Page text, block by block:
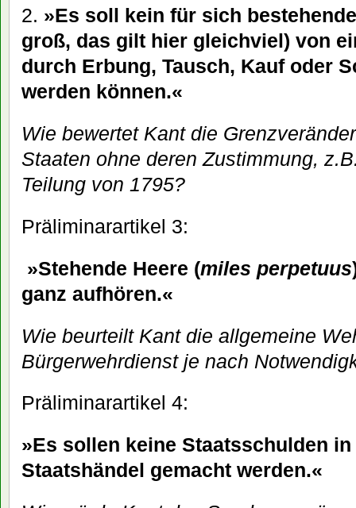
2. »Es soll kein für sich
groß, das gilt hier gleichviel) von
durch Erbung, Tausch, Kauf oder
werden können.«
Wie bewertet Kant die
Staaten ohne deren Zustimmung,
Teilung von 1795?
Präliminarartikel 3:
»Stehende Heere (miles perpetuus
ganz aufhören.«
Wie beurteilt Kant die allgemeine
Bürgerwehrdienst je nach
Präliminarartikel 4:
»Es sollen keine Staatsschulden
Staatshändel gemacht werden.«